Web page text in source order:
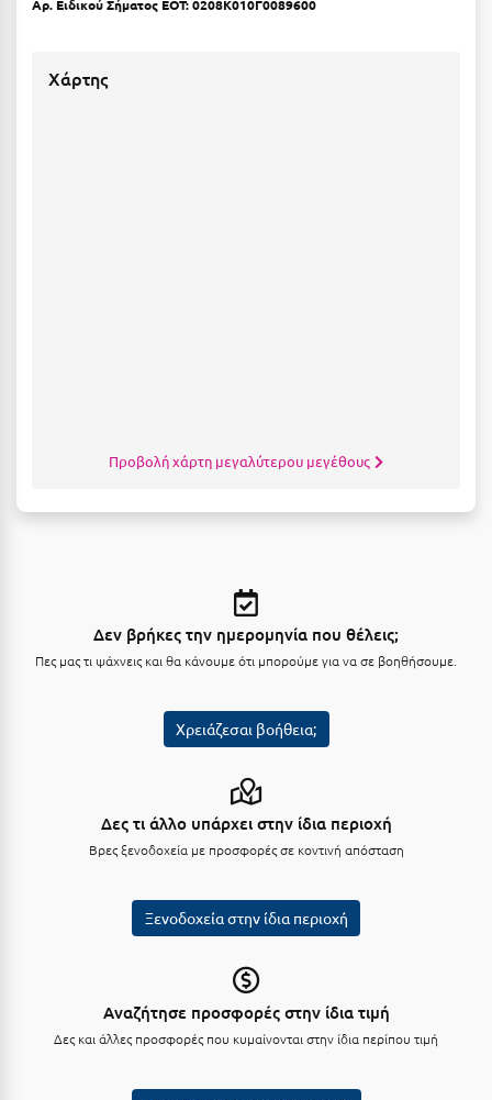
Κοζάνη
Κομοτηνή
Κύμη Ευβοίας
Λήμνος
Αρ. Ειδικού Σήματος ΕΟΤ: 0208Κ010Γ0089600
Χάρτης
Προβολή χάρτη μεγαλύτερου μεγέθους
Δεν βρήκες την ημερομηνία που θέλεις;
Πες μας τι ψάχνεις και θα κάνουμε ότι μπορούμε για να σε βοηθήσουμε.
Χρειάζεσαι βοήθεια;
Δες τι άλλο υπάρχει στην ίδια περιοχή
Βρες ξενοδοχεία με προσφορές σε κοντινή απόσταση
Ξενοδοχεία στην ίδια περιοχή
Αναζήτησε προσφορές στην ίδια τιμή
Δες και άλλες προσφορές που κυμαίνονται στην ίδια περίπου τιμή